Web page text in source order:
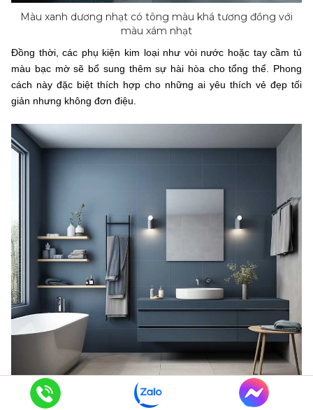
Màu xanh dương nhạt có tông màu khá tương đồng với
màu xám nhạt
Đồng thời, các phụ kiện kim loại như vòi nước hoặc tay cầm tủ
màu bạc mờ sẽ bổ sung thêm sự hài hòa cho tổng thể. Phong
cách này đặc biệt thích hợp cho những ai yêu thích vẻ đẹp tối
giản nhưng không đơn điệu.